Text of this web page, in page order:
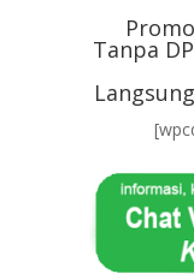
Tanpa